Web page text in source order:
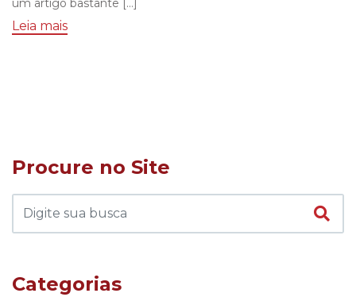
um artigo bastante […]
Leia mais
Procure no Site
Categorias